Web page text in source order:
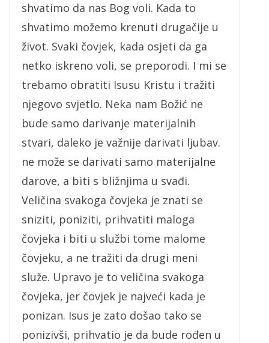
shvatimo da nas Bog voli. Kada to
shvatimo možemo krenuti drugačije u
život. Svaki čovjek, kada osjeti da ga
netko iskreno voli, se preporodi. I mi se
trebamo obratiti Isusu Kristu i tražiti
njegovo svjetlo. Neka nam Božić ne
bude samo darivanje materijalnih
stvari, daleko je važnije darivati ljubav.
ne može se darivati samo materijalne
darove, a biti s bližnjima u svađi.
Veličina svakoga čovjeka je znati se
sniziti, poniziti, prihvatiti maloga
čovjeka i biti u službi tome malome
čovjeku, a ne tražiti da drugi meni
služe. Upravo je to veličina svakoga
čovjeka, jer čovjek je najveći kada je
ponizan. Isus je zato došao tako se
ponizivši, prihvatio je da bude rođen u